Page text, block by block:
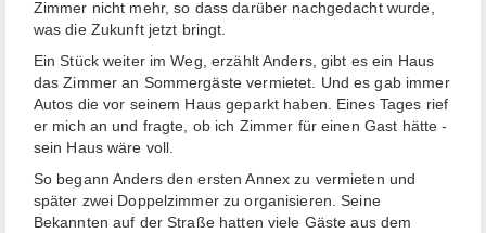
Zimmer nicht mehr, so dass darüber nachgedacht wurde,
was die Zukunft jetzt bringt.
Ein Stück weiter im Weg, erzählt Anders, gibt es ein Haus
das Zimmer an Sommergäste vermietet. Und es gab immer
Autos die vor seinem Haus geparkt haben. Eines Tages rief
er mich an und fragte, ob ich Zimmer für einen Gast hätte -
sein Haus wäre voll.
So begann Anders den ersten Annex zu vermieten und
später zwei Doppelzimmer zu organisieren. Seine
Bekannten auf der Straße hatten viele Gäste aus dem